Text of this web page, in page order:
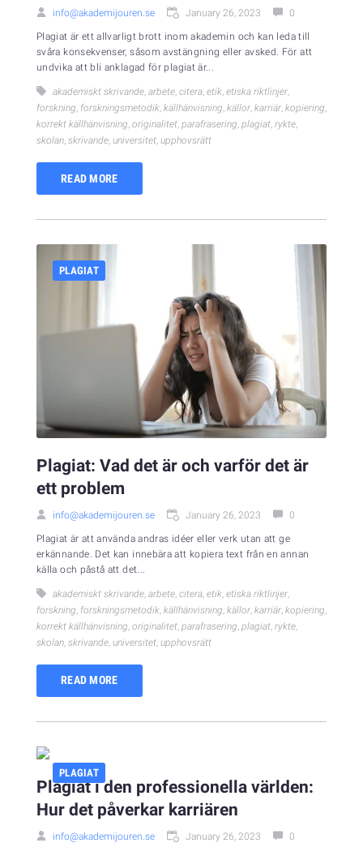
info@akademijouren.se January 26, 2023 0
Plagiat är ett allvarligt brott inom akademin och kan leda till
svåra konsekvenser, såsom avstängning eller avsked. För att
undvika att bli anklagad för plagiat är...
akademiskt skrivande, arbete, citera, etik, etiska riktlinjer,
forskning, forskningsmetodik, källhänvisning, källor, karriär, kopiering,
korrekt källhänvisning, originalitet, parafrasering, plagiat, rykte,
skolan, skrivande, universitet, upphovsrätt
READ MORE
PLAGIAT
Plagiat: Vad det är och varför det är
ett problem
info@akademijouren.se January 26, 2023 0
Plagiat är att använda andras idéer eller verk utan att ge
erkännande. Det kan innebära att kopiera text från en annan
källa och påstå att det...
akademiskt skrivande arbete citera etik etiska riktlinjer
forskning forskningsmetodik källhänvisning källor karriär kopiering
korrekt källhänvisning originalitet parafrasering plagiat rykte
skolan skrivande universitet upphovsrätt
READ MORE
PLAGIAT
Plagiat i den professionella världen:
Hur det påverkar karriären
info@akademijouren.se January 26, 2023 0